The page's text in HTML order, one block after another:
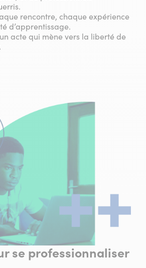
rencontre, chaque expérience
d’apprentissage.
acte qui mène vers la liberté de
se professionnaliser